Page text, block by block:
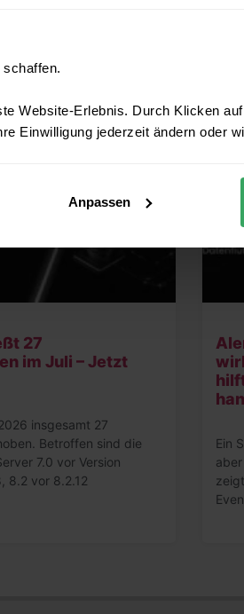
Website-Erlebnis. Durch Klicken
Einwilligung jederzeit ändern oder
Anpassen
IM ENGINSIGHT BLOG
27
im Juli – Jetzt
insgesamt 27
Betroffen sind die
7.0 vor Version
8.2 vor 8.2.12
Ein